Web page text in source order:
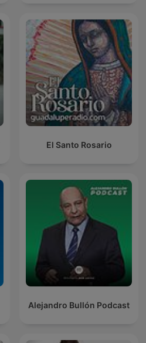
El Santo Rosario
Alejandro Bullón Podcast